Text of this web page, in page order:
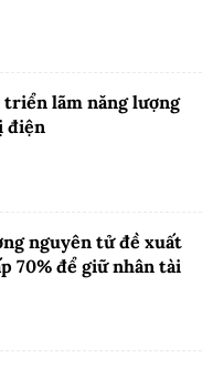
triển lãm năng lượng
điện
nguyên tử đề xuất
70% để giữ nhân tài